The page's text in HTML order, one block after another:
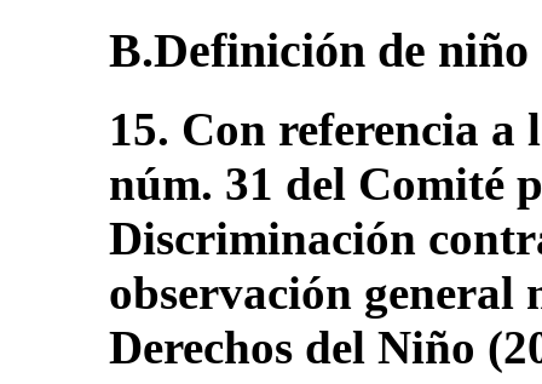
B.Definición de
15. Con referencia a
núm. 31 del Comité
Discriminación
observación general
Derechos del Niño